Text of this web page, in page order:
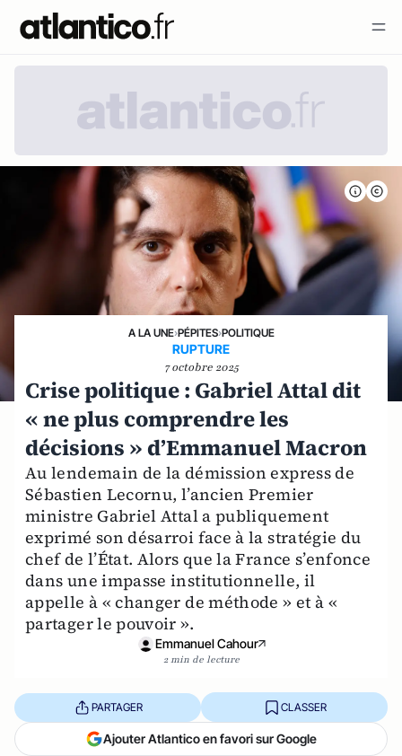
A LA UNE›PÉPITES›POLITIQUE
RUPTURE
7 octobre 2025
Crise politique : Gabriel Attal dit
« ne plus comprendre les
décisions » d’Emmanuel Macron
Au lendemain de la démission express de
Sébastien Lecornu, l’ancien Premier
ministre Gabriel Attal a publiquement
exprimé son désarroi face à la stratégie du
chef de l’État. Alors que la France s’enfonce
dans une impasse institutionnelle, il
appelle à « changer de méthode » et à «
partager le pouvoir ».
Emmanuel Cahour
2 min de lecture
PARTAGER CLASSER
Ajouter Atlantico en favori sur Google